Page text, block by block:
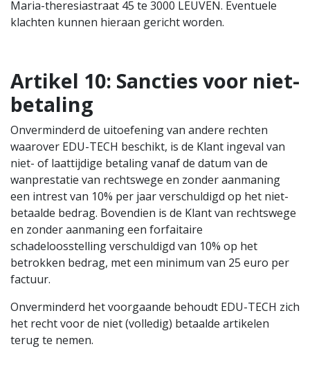
Maria-theresiastraat 45 te 3000 LEUVEN. Eventuele
klachten kunnen hieraan gericht worden.
Artikel 10: Sancties voor niet-
betaling
Onverminderd de uitoefening van andere rechten
waarover EDU-TECH beschikt, is de Klant ingeval van
niet- of laattijdige betaling vanaf de datum van de
wanprestatie van rechtswege en zonder aanmaning
een intrest van 10% per jaar verschuldigd op het niet-
betaalde bedrag. Bovendien is de Klant van rechtswege
en zonder aanmaning een forfaitaire
schadeloosstelling verschuldigd van 10% op het
betrokken bedrag, met een minimum van 25 euro per
factuur.
Onverminderd het voorgaande behoudt EDU-TECH zich
het recht voor de niet (volledig) betaalde artikelen
terug te nemen.